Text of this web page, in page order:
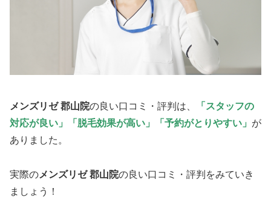
メンズリゼ 郡山院の良い口コミ・評判は、
「スタッフの
対応が良い」「脱毛効果が高い」「予約がとりやすい」 が
ありました。
実際のメンズリゼ 郡山院の良い口コミ・評判をみていき
ましょう！